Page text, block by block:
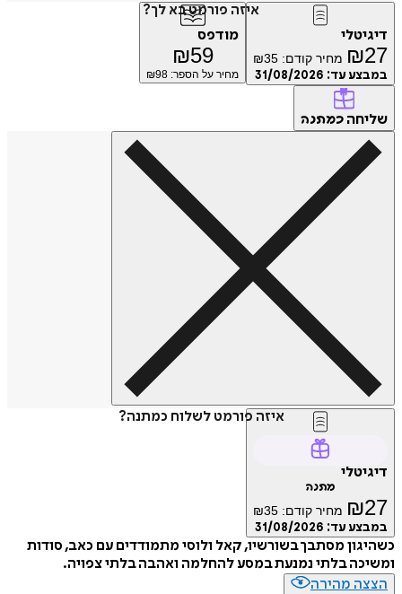
איזה פורמט בא לך?
דיגיטלי
₪27 מחיר קודם: ₪35
במבצע עד: 31/08/2026
מודפס
₪59
מחיר על הספר: ₪ 98
שליחה כמתנה
איזה פורמט לשלוח כמתנה?
דיגיטלי
מתנה
₪27 מחיר קודם: ₪35
במבצע עד: 31/08/2026
כשהיגון מסתבך בשורשיו, קאל ולוסי מתמודדים עם כאב, סודות
ומשיכה בלתי נמנעת במסע להחלמה ואהבה בלתי צפויה.
הצצה מהירה